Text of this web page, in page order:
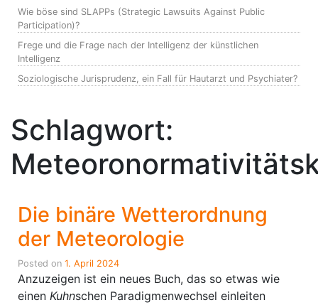
Wie böse sind SLAPPs (Strategic Lawsuits Against Public
Participation)?
Frege und die Frage nach der Intelligenz der künstlichen
Intelligenz
Soziologische Jurisprudenz, ein Fall für Hautarzt und Psychiater?
Schlagwort:
Die binäre Wetterordnung
der Meteorologie
Posted on 1. April 2024
Anzuzeigen ist ein neues Buch, das so etwas wie
einen Kuhnschen Paradigmenwechsel einleiten